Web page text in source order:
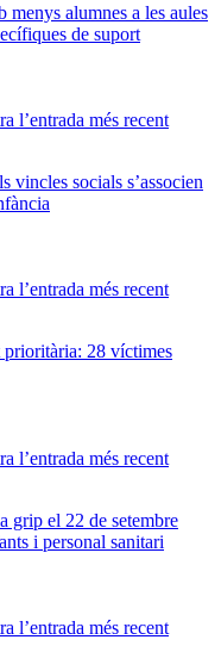
menys alumnes a les aules
de suport
l’entrada més recent
vincles socials s’associen
l’entrada més recent
prioritària: 28 víctimes
l’entrada més recent
grip el 22 de setembre
i personal sanitari
l’entrada més recent